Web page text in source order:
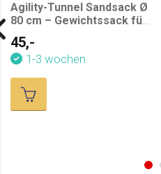
Agility-Tunnel Sandsack Ø
80 cm – Gewichtssack für
Hundesport
45,-
1-3 wochen